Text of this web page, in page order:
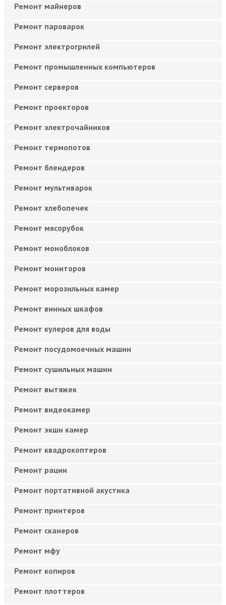
Ремонт майнеров
Ремонт пароварок
Ремонт электрогрилей
Ремонт промышленных компьютеров
Ремонт серверов
Ремонт проекторов
Ремонт электрочайников
Ремонт термопотов
Ремонт блендеров
Ремонт мультиварок
Ремонт хлебопечек
Ремонт мясорубок
Ремонт моноблоков
Ремонт мониторов
Ремонт морозильных камер
Ремонт винных шкафов
Ремонт кулеров для воды
Ремонт посудомоечных машин
Ремонт сушильных машин
Ремонт вытяжек
Ремонт видеокамер
Ремонт экшн камер
Ремонт квадрокоптеров
Ремонт рации
Ремонт портативной акустика
Ремонт принтеров
Ремонт сканеров
Ремонт мфу
Ремонт копиров
Ремонт плоттеров